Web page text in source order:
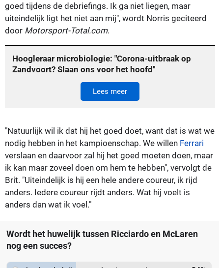
goed tijdens de debriefings. Ik ga niet liegen, maar
uiteindelijk ligt het niet aan mij", wordt Norris geciteerd
door Motorsport-Total.com.
Hoogleraar microbiologie: "Corona-uitbraak op
Zandvoort? Slaan ons voor het hoofd"
Lees meer
"Natuurlijk wil ik dat hij het goed doet, want dat is wat we
nodig hebben in het kampioenschap. We willen Ferrari
verslaan en daarvoor zal hij het goed moeten doen, maar
ik kan maar zoveel doen om hem te hebben", vervolgt de
Brit. "Uiteindelijk is hij een hele andere coureur, ik rijd
anders. Iedere coureur rijdt anders. Wat hij voelt is
anders dan wat ik voel."
Wordt het huwelijk tussen Ricciardo en McLaren
nog een succes?